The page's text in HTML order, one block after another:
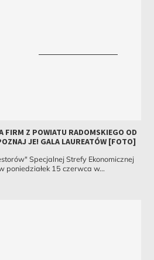
FIRM Z POWIATU RADOMSKIEGO OD
JE! GALA LAUREATÓW [FOTO]
Specjalnej Strefy Ekonomicznej
poniedziałek 15 czerwca w...